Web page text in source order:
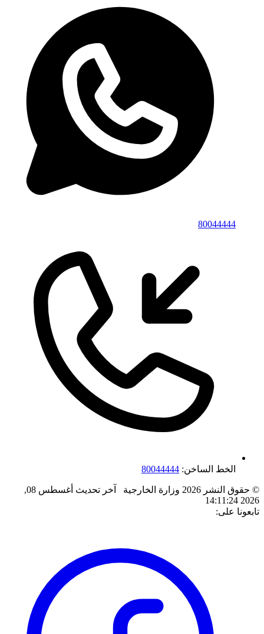
80044444
الخط الساخن: 80044444
© حقوق النشر 2026 وزارة الخارجية آخر تحديث
أغسطس 08,
2026 14:11:24
تابعونا على: